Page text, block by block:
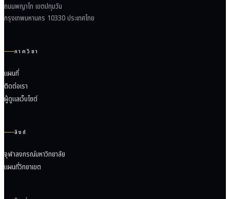
ถนนพญาไท เขตปทุมวัน
กรุงเทพมหานคร 10330 ประเทศไทย
ภาควิชา
แผนที่
ติดต่อเรา
ผู้ดูแลเว็บไซต์
ลิงก์
จุฬาลงกรณ์มหาวิทยาลัย
แผนที่วิทยาเขต